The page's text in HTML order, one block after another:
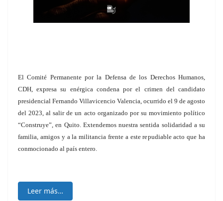
El Comité Permanente por la Defensa de los Derechos Humanos,
CDH, expresa su enérgica condena por el crimen del candidato
presidencial Fernando Villavicencio Valencia, ocurrido el 9 de agosto
del 2023, al salir de un acto organizado por su movimiento político
“Construye”, en Quito. Extendemos nuestra sentida solidaridad a su
familia, amigos y a la militancia frente a este repudiable acto que ha
conmocionado al país entero.
Leer más…